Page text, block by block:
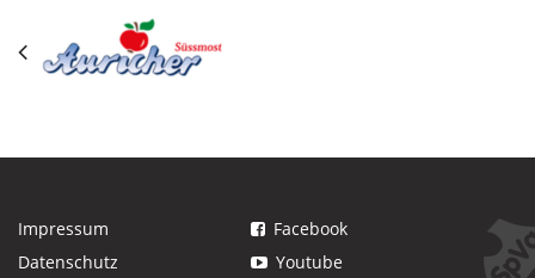
Impressum
Datenschutz
Facebook
Youtube